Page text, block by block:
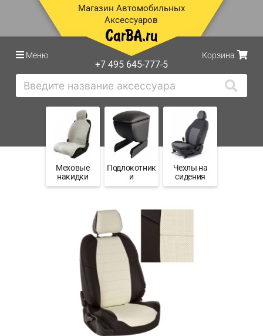
Магазин Автомобильных
Аксессуаров
Меню
+7 495 645-777-5
Корзина
Меховые
накидки
Подлокотник
и
Чехлы на
сидения